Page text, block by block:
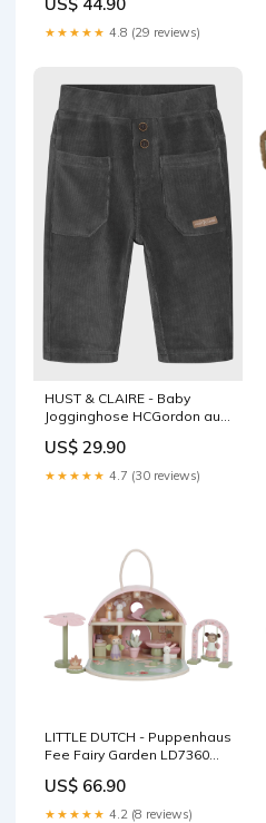
★★★★★ 4.8 (29 reviews)
HUST & CLAIRE - Baby
Jogginghose HCGordon aus
US$ 29.90
★★★★★ 4.7 (30 reviews)
LITTLE DUTCH - Puppenhaus
Fee Fairy Garden LD7360
US$ 66.90
★★★★★ 4.2 (8 reviews)